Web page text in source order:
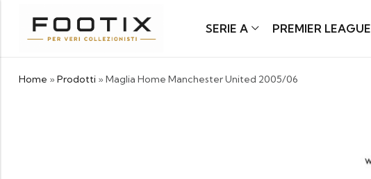
SERIE A PREMIER LEAGUE
Home » Prodotti » Maglia Home Manchester United 2005/06